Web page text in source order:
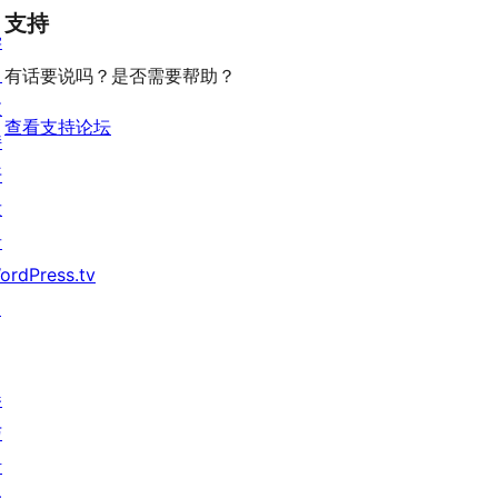
价
评
星
价
支持
有话要说吗？是否需要帮助？
查看支持论坛